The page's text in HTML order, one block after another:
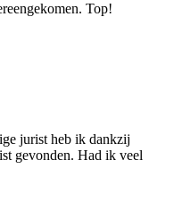
Top!
jurist heb ik dankzij
gevonden. Had ik veel